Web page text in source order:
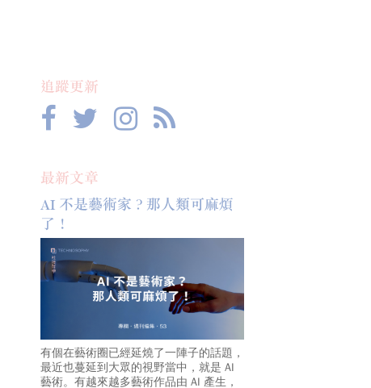
追蹤更新
最新文章
AI 不是藝術家？那人類可麻煩
了！
有個在藝術圈已經延燒了一陣子的話題，
最近也蔓延到大眾的視野當中，就是 AI
藝術。有越來越多藝術作品由 AI 產生，